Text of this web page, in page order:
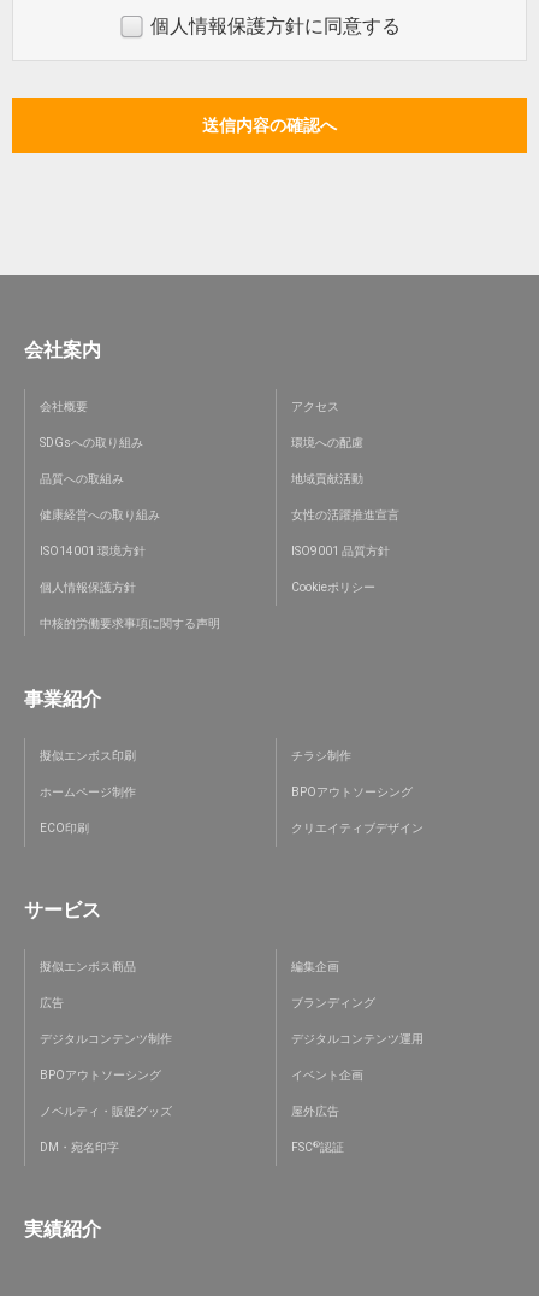
個人情報保護方針に同意する
会社案内
会社概要 アクセス
SDGsへの取り組み 環境への配慮
品質への取組み 地域貢献活動
健康経営への取り組み 女性の活躍推進宣言
ISO14001 環境方針 ISO9001 品質方針
個人情報保護方針 Cookieポリシー
中核的労働要求事項に関する声明
事業紹介
擬似エンボス印刷 チラシ制作
ホームページ制作 BPOアウトソーシング
ECO印刷 クリエイティブデザイン
サービス
擬似エンボス商品 編集企画
広告 ブランディング
デジタルコンテンツ制作 デジタルコンテンツ運用
BPOアウトソーシング イベント企画
ノベルティ・販促グッズ 屋外広告
DM・宛名印字 FSC®認証
実績紹介